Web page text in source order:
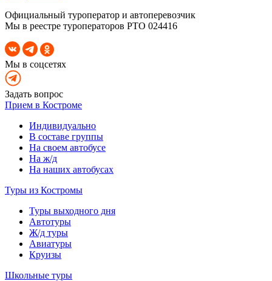
Официальный туроператор и автоперевозчик
Мы в реестре туроператоров РТО 024416
Мы в соцсетях
Задать вопрос
Прием в Костроме
Индивидуально
В составе группы
На своем автобусе
На ж/д
На наших автобусах
Туры из Костромы
Туры выходного дня
Автотуры
Ж/д туры
Авиатуры
Круизы
Школьные туры